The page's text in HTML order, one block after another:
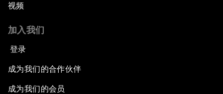
视频
加入我们
登录
成为我们的合作伙伴
成为我们的会员